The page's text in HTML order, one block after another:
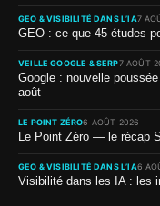
GEO & VISIBILITÉ DANS L’IA7
GEO : ce que 45 études
VEILLE GOOGLE & SERP7 AOÛT
Google : nouvelle
août
LE POINT ZÉRO6 AOÛT 2026
Le Point Zéro — le récap
GEO & VISIBILITÉ DANS L’IA6
Visibilité dans les IA : les